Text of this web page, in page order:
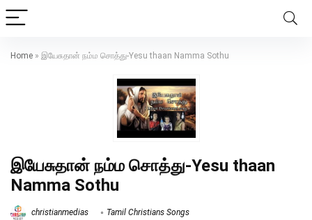
Home » இயேசுதான் நம்ம சொத்து-Yesu thaan Namma Sothu
இயேசுதான் நம்ம சொத்து-Yesu thaan
Namma Sothu
christianmedias Tamil Christians Songs